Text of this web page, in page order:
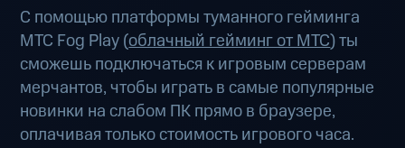
С помощью платформы туманного гейминга
МТС Fog Play (облачный гейминг от МТС) ты
сможешь подключаться к игровым серверам
мерчантов, чтобы играть в самые популярные
новинки на слабом ПК прямо в браузере,
оплачивая только стоимость игрового часа.